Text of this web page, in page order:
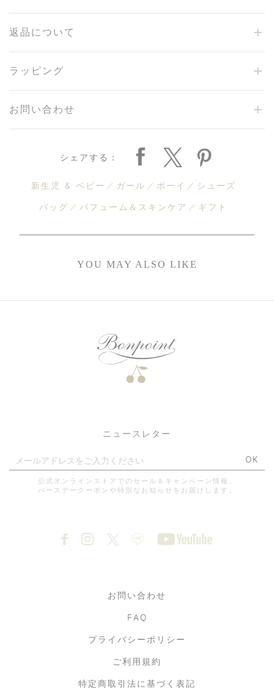
返品について
ラッピング
お問い合わせ
シェアする：
新生児 & ベビー ガール ボーイ シューズ
バッグ パフューム＆スキンケア ギフト
YOU MAY ALSO LIKE
お問い合わせ
FAQ
プライバシーポリシー
ご利用規約
特定商取引法に基づく表記
ニュースレター
OK
公式オンラインストアでのセール＆キャンペーン情報、
バースデークーポンや特別なお知らせをお届けします。